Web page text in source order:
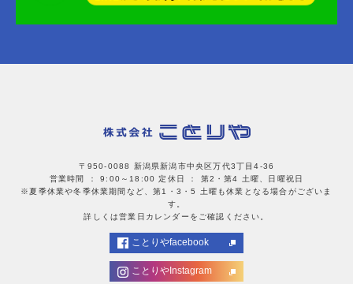
〒950-0088 新潟県新潟市中央区万代3丁目4-36
営業時間 ： 9:00～18:00 定休日 ： 第2・第4 土曜、日曜祝日
※夏季休業や冬季休業期間など、第1・3・5 土曜も休業となる場合がございま
す。
詳しくは営業日カレンダーをご確認ください。
ことりやfacebook
ことりやInstagram